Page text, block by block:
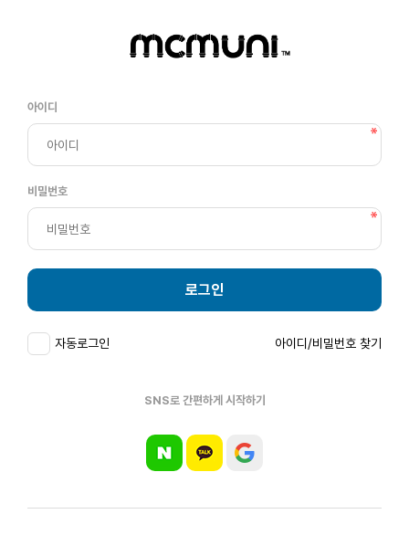
아이디
비밀번호
로그인
자동로그인 아이디/비밀번호 찾기
SNS로 간편하게 시작하기